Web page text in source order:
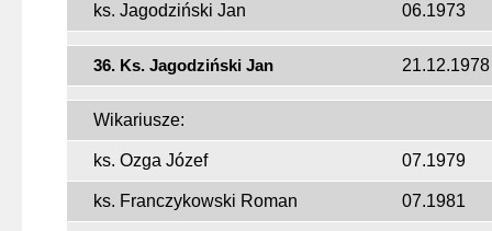
ks. Jagodziński Jan 06.1973
36. Ks. Jagodziński Jan 21.12.1978
Wikariusze:
ks. Ozga Józef 07.1979
ks. Franczykowski Roman 07.1981